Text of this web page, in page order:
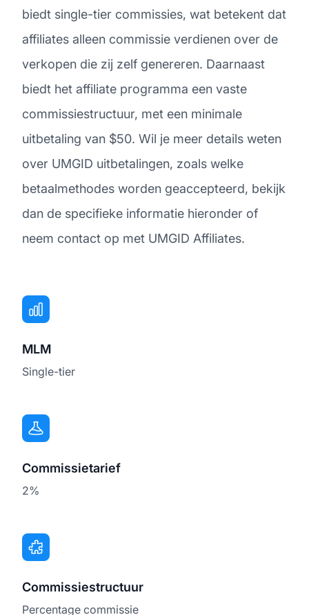
biedt single-tier commissies, wat betekent dat
affiliates alleen commissie verdienen over de
verkopen die zij zelf genereren. Daarnaast
biedt het affiliate programma een vaste
commissiestructuur, met een minimale
uitbetaling van $50. Wil je meer details weten
over UMGID uitbetalingen, zoals welke
betaalmethodes worden geaccepteerd, bekijk
dan de specifieke informatie hieronder of
neem contact op met UMGID Affiliates.
MLM
Single-tier
Commissietarief
2%
Commissiestructuur
Percentage commissie